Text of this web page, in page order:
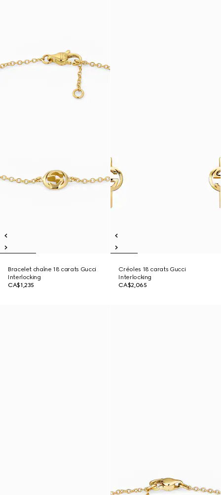
Bracelet chaîne 18 carats Gucci
Interlocking
CA$1,235
Créoles 18 carats Gucci
Interlocking
CA$2,065